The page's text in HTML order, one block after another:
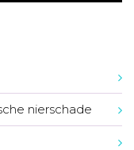
nierschade